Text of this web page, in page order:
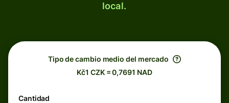
local.
Tipo de cambio medio del mercado
Kč1 CZK = 0,7691 NAD
Cantidad